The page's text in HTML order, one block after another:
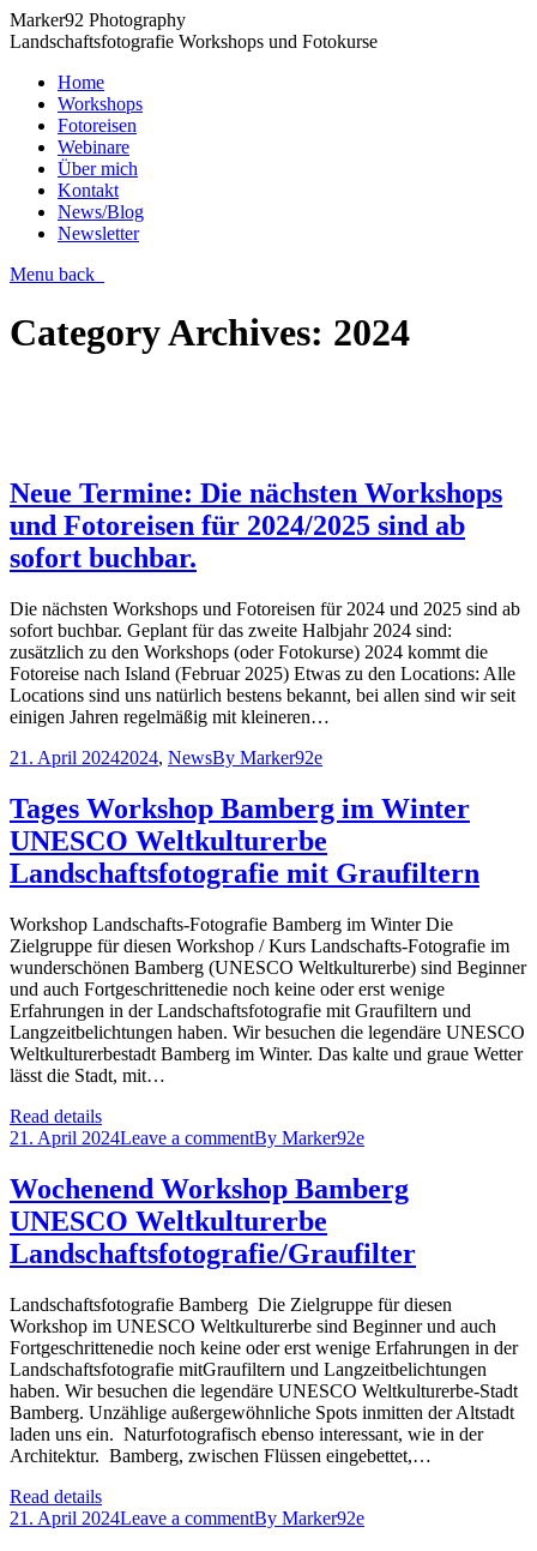
Marker92 Photography
Landschaftsfotografie Workshops und Fotokurse
Home
Workshops
Fotoreisen
Webinare
Über mich
Kontakt
News/Blog
Newsletter
Menu back
Category Archives: 2024
Neue Termine: Die nächsten Workshops
und Fotoreisen für 2024/2025 sind ab
sofort buchbar.
Die nächsten Workshops und Fotoreisen für 2024 und 2025 sind ab
sofort buchbar. Geplant für das zweite Halbjahr 2024 sind:
zusätzlich zu den Workshops (oder Fotokurse) 2024 kommt die
Fotoreise nach Island (Februar 2025) Etwas zu den Locations: Alle
Locations sind uns natürlich bestens bekannt, bei allen sind wir seit
einigen Jahren regelmäßig mit kleineren…
21. April 20242024, NewsBy Marker92e
Tages Workshop Bamberg im Winter
UNESCO Weltkulturerbe
Landschaftsfotografie mit Graufiltern
Workshop Landschafts-Fotografie Bamberg im Winter Die
Zielgruppe für diesen Workshop / Kurs Landschafts-Fotografie im
wunderschönen Bamberg (UNESCO Weltkulturerbe) sind Beginner
und auch Fortgeschrittenedie noch keine oder erst wenige
Erfahrungen in der Landschaftsfotografie mit Graufiltern und
Langzeitbelichtungen haben. Wir besuchen die legendäre UNESCO
Weltkulturerbestadt Bamberg im Winter. Das kalte und graue Wetter
lässt die Stadt, mit…
Read details
21. April 2024Leave a commentBy Marker92e
Wochenend Workshop Bamberg
UNESCO Weltkulturerbe
Landschaftsfotografie/Graufilter
Landschaftsfotografie Bamberg Die Zielgruppe für diesen
Workshop im UNESCO Weltkulturerbe sind Beginner und auch
Fortgeschrittenedie noch keine oder erst wenige Erfahrungen in der
Landschaftsfotografie mitGraufiltern und Langzeitbelichtungen
haben. Wir besuchen die legendäre UNESCO Weltkulturerbe-Stadt
Bamberg. Unzählige außergewöhnliche Spots inmitten der Altstadt
laden uns ein. Naturfotografisch ebenso interessant, wie in der
Architektur. Bamberg, zwischen Flüssen eingebettet,…
Read details
21. April 2024Leave a commentBy Marker92e